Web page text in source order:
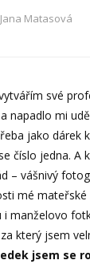
Jana Matasová
své
napadlo mi
jako dárek
číslo jedna. A
– vášnivý
mé
manželovo
který jsem
jsem se